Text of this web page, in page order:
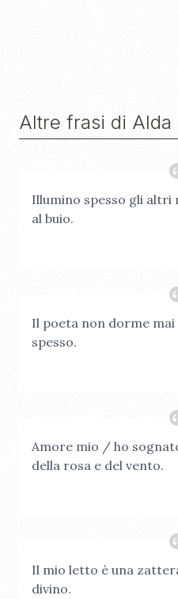
Altre frasi di Alda
Illumino spesso gli altri
al buio.
Il poeta non dorme
spesso.
Amore mio / ho
della rosa e del vento.
Il mio letto è una
divino.